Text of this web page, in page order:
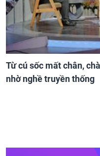
Từ cú sốc mất chân,
nhờ nghề truyền thống